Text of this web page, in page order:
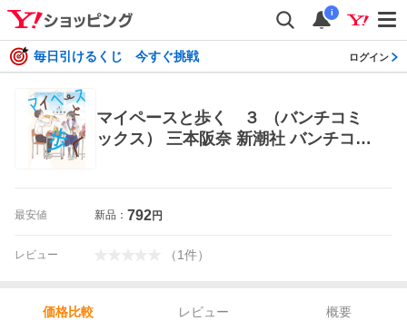
i
毎日引けるくじ 今すぐ挑戦 ログイン
マイペースと歩く ３ （バンチコミ
ックス） 三本阪奈 新潮社 バンチコミ
最安値 新品： 792円
レビュー （1件）
価格比較 レビュー
概要